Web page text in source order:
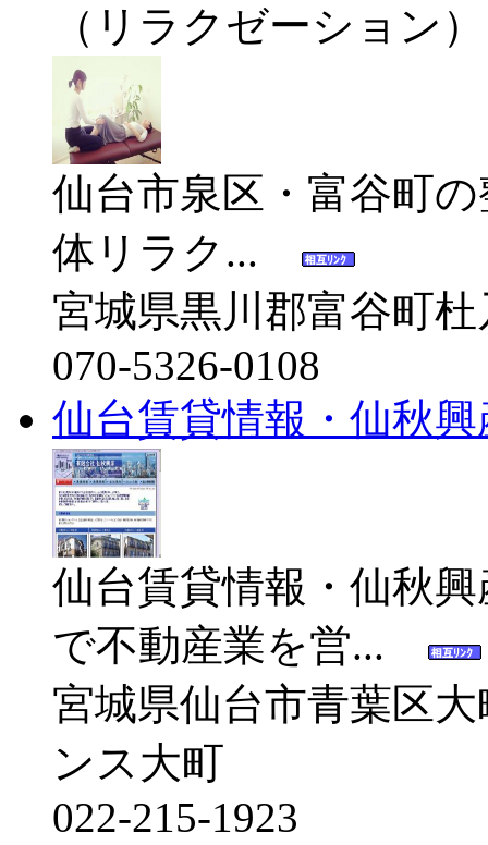
（リラクゼーション）
仙台市泉区・富谷町
体リラク...
宮城県黒川郡富谷町
070-5326-0108
仙台賃貸情報・仙秋興
仙台賃貸情報・仙秋
で不動産業を営...
宮城県仙台市青葉区
ンス大町
022-215-1923